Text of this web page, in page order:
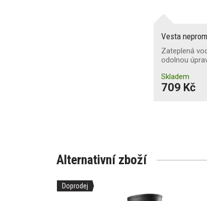
Vesta
Zateplená
odolnou
Skladem
709 Kč
Alternativní zboží
Doprodej